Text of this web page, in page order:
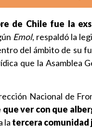
de Chile fue la
Emol, respaldó la
del ámbito de su
que la Asamblea
Nacional de
ver con que
la tercera comunidad